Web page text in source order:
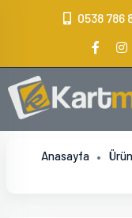
0538 786
Anasayfa